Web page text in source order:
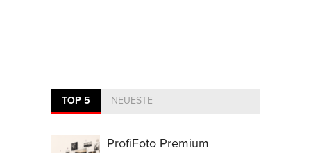
TOP 5 NEUESTE
ProfiFoto Premium